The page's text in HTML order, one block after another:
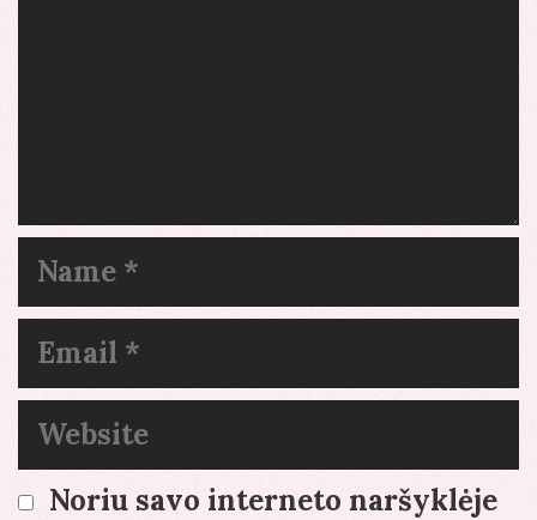
Name
Email
Website
Noriu savo interneto naršyklėje